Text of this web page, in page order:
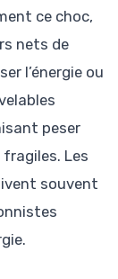
ce choc,
nets de
l’énergie ou
peser
Les
souvent